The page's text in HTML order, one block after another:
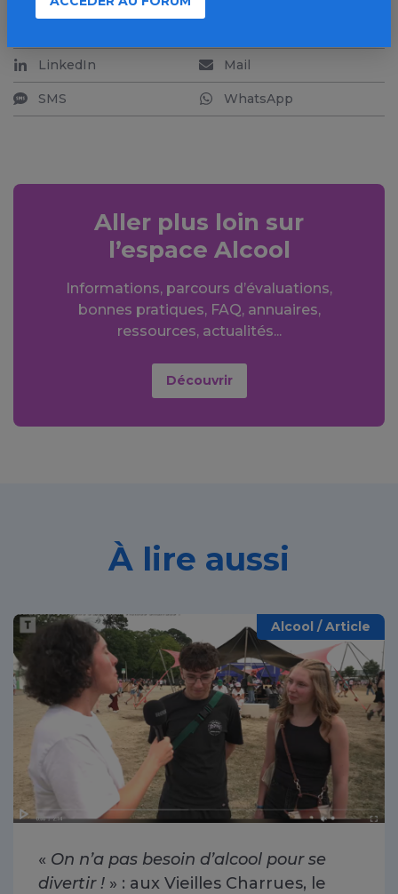
LinkedIn Mail
SMS WhatsApp
Aller plus loin sur
l’espace Alcool
Informations, parcours d’évaluations,
bonnes pratiques, FAQ, annuaires,
ressources, actualités...
Découvrir
À lire aussi
Alcool / Article
« On n’a pas besoin d’alcool pour se
divertir ! » : aux Vieilles Charrues, le